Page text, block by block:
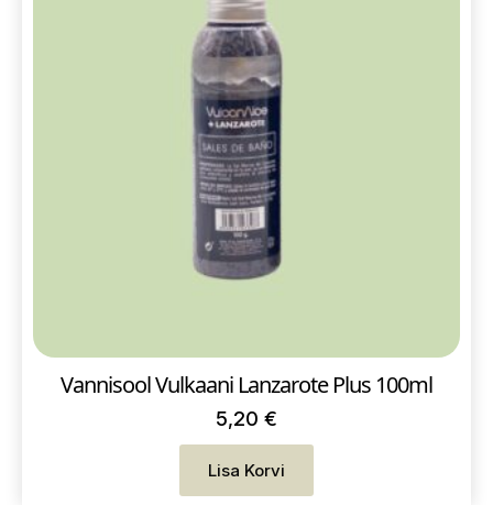
Vannisool Vulkaani Lanzarote Plus 100ml
5,20 €
Lisa Korvi